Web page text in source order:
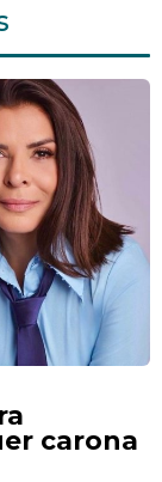
carona